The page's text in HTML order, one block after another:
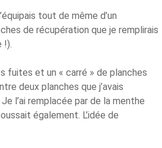
tout de même d’un
de récupération que je remplirais
!).
fuites et un « carré » de planches
deux planches que j’avais
l’ai remplacée par de la menthe
également. L’idée de